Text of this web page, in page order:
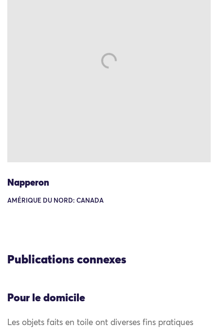
Napperon
AMÉRIQUE DU NORD: CANADA
Publications connexes
Pour le domicile
Les objets faits en toile ont diverses fins pratiques